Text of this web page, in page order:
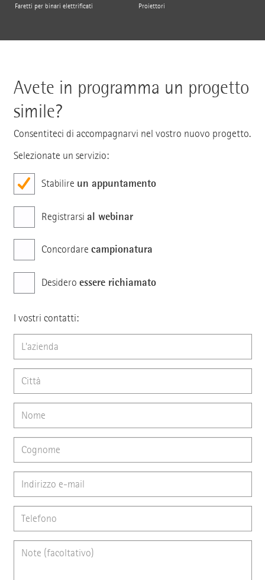
Faretti per binari elettrificati Proiettori
Avete in programma un progetto
simile?
Consentiteci di accompagnarvi nel vostro nuovo progetto.
Selezionate un servizio:
Stabilire un appuntamento
Registrarsi al webinar
Concordare campionatura
Desidero essere richiamato
I vostri contatti: